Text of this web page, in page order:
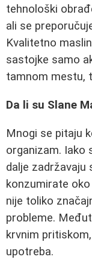
tehnološki
ali se
Kvalitetno
sastojke samo
tamnom mestu,
Da li su Slane
Mnogi se pitaju
organizam. Iako
dalje zadržavaju
konzumirate
nije toliko
probleme.
krvnim
upotreba.